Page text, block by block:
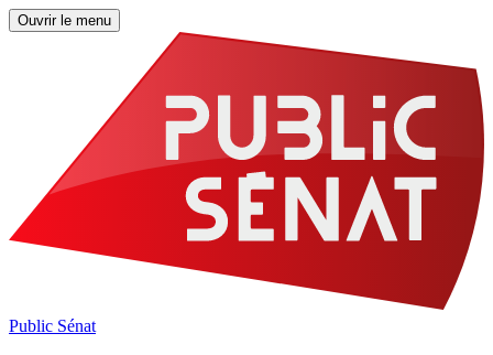
Ouvrir le menu
Public Sénat